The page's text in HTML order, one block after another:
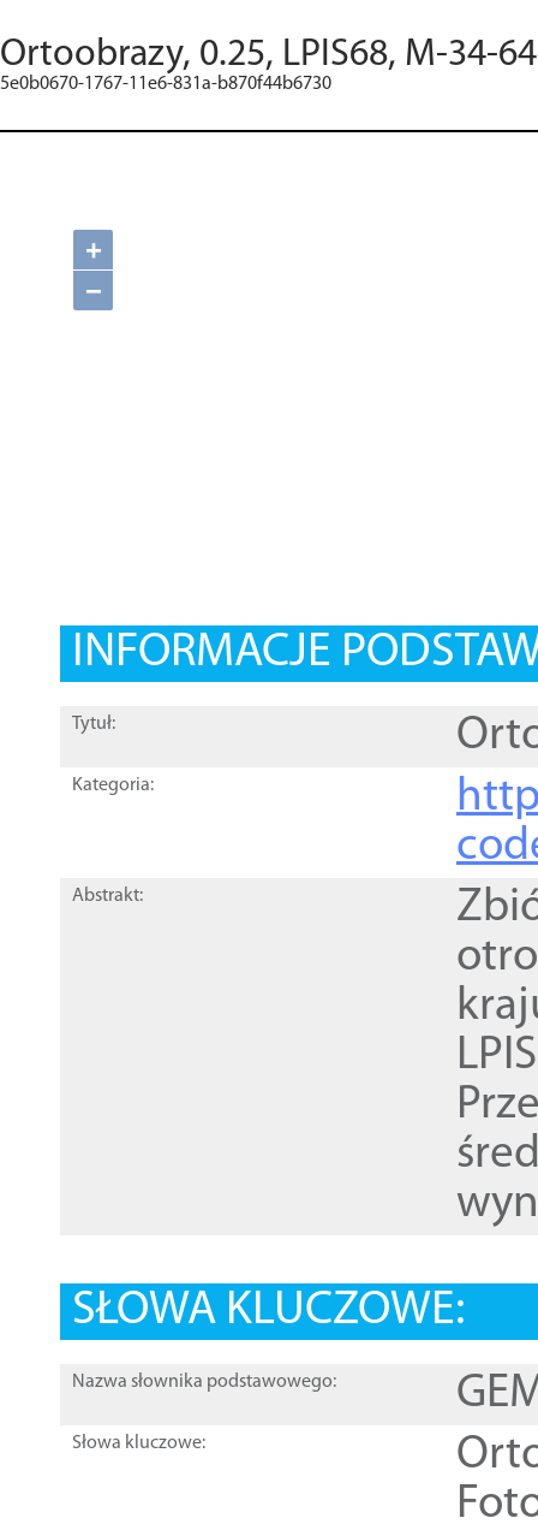
Ortoobrazy, 0.25, LPIS68, M-34-
5e0b0670-1767-11e6-831a-b870f44b6730
+
−
INFORMACJE
Tytuł:
Kategoria:
Abstrakt:
SŁOWA KLUCZOWE:
Nazwa słownika podstawowego:
Słowa kluczowe: